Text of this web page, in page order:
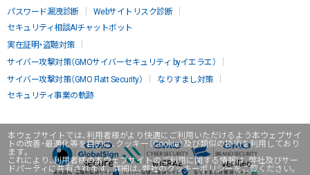
本ウェブサイトでは、利用者様がより快適にご利用いただけるよう本ウェブサイ
トの改善・最適化等を目的に、クッキー（Cookie）及び類似の技術を利用しており
ます。
これにより、利用者様の本ウェブサイトのご利用に関する情報は、弊社及びサー
ドパーティに共有されます。詳細は、弊社のクッキーポリシーをご覧ください。
パスワード漏洩診断
Webサイトリスク診断
セキュリティ相談AIチャットボット
実在証明・盗聴対策
サイバー攻撃対策（GMOサイバーセキュリティ byイエラエ）
サイバー攻撃対策（GMO Flatt Security）
なりすまし対策
セキュリティ事業の軌跡